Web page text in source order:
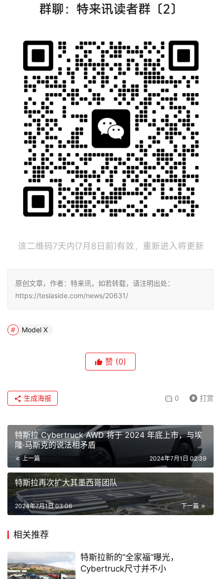
原创文章，作者：特来讯，如若转载，请注明出处：
https://teslaside.com/news/20631/
Model X
赞 (0)
0 打赏
生成海报
特斯拉 Cyber​​truck AWD 将于 2024 年底上市，与埃
隆·马斯克的说法相矛盾
上一篇 2024年7月1日 02:39
特斯拉再次扩大其墨西哥团队
下一篇
2024年7月1日 03:06
相关推荐
特斯拉新的”全家福”曝光，
Cybertruck尺寸并不小